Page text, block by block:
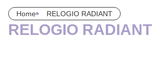
Home RELOGIO RADIANT
RELOGIO RADIANT